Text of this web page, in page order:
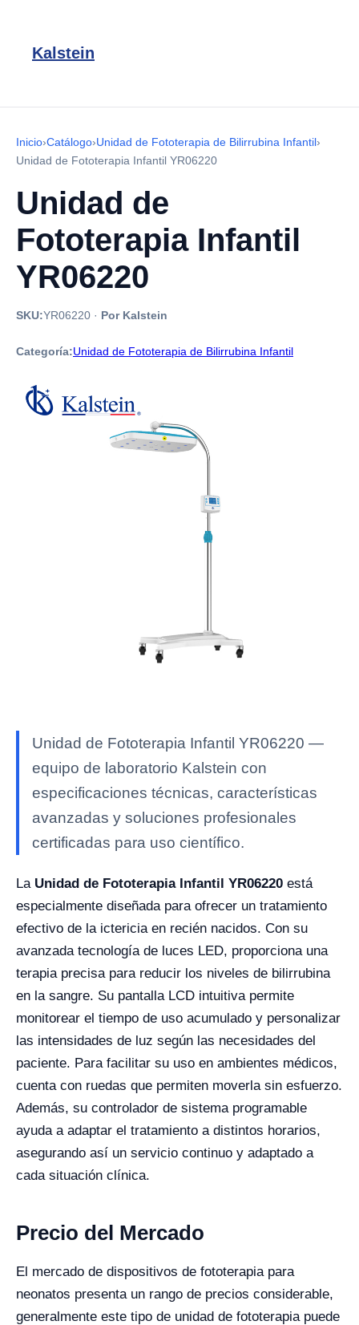
Kalstein
Inicio›Catálogo›Unidad de Fototerapia de Bilirrubina Infantil›
Unidad de Fototerapia Infantil YR06220
Unidad de
Fototerapia Infantil
YR06220
SKU:YR06220 · Por Kalstein
Categoría:Unidad de Fototerapia de Bilirrubina Infantil
Unidad de Fototerapia Infantil YR06220 —
equipo de laboratorio Kalstein con
especificaciones técnicas, características
avanzadas y soluciones profesionales
certificadas para uso científico.
La Unidad de Fototerapia Infantil YR06220 está
especialmente diseñada para ofrecer un tratamiento
efectivo de la ictericia en recién nacidos. Con su
avanzada tecnología de luces LED, proporciona una
terapia precisa para reducir los niveles de bilirrubina
en la sangre. Su pantalla LCD intuitiva permite
monitorear el tiempo de uso acumulado y personalizar
las intensidades de luz según las necesidades del
paciente. Para facilitar su uso en ambientes médicos,
cuenta con ruedas que permiten moverla sin esfuerzo.
Además, su controlador de sistema programable
ayuda a adaptar el tratamiento a distintos horarios,
asegurando así un servicio continuo y adaptado a
cada situación clínica.
Precio del Mercado
El mercado de dispositivos de fototerapia para
neonatos presenta un rango de precios considerable,
generalmente este tipo de unidad de fototerapia puede